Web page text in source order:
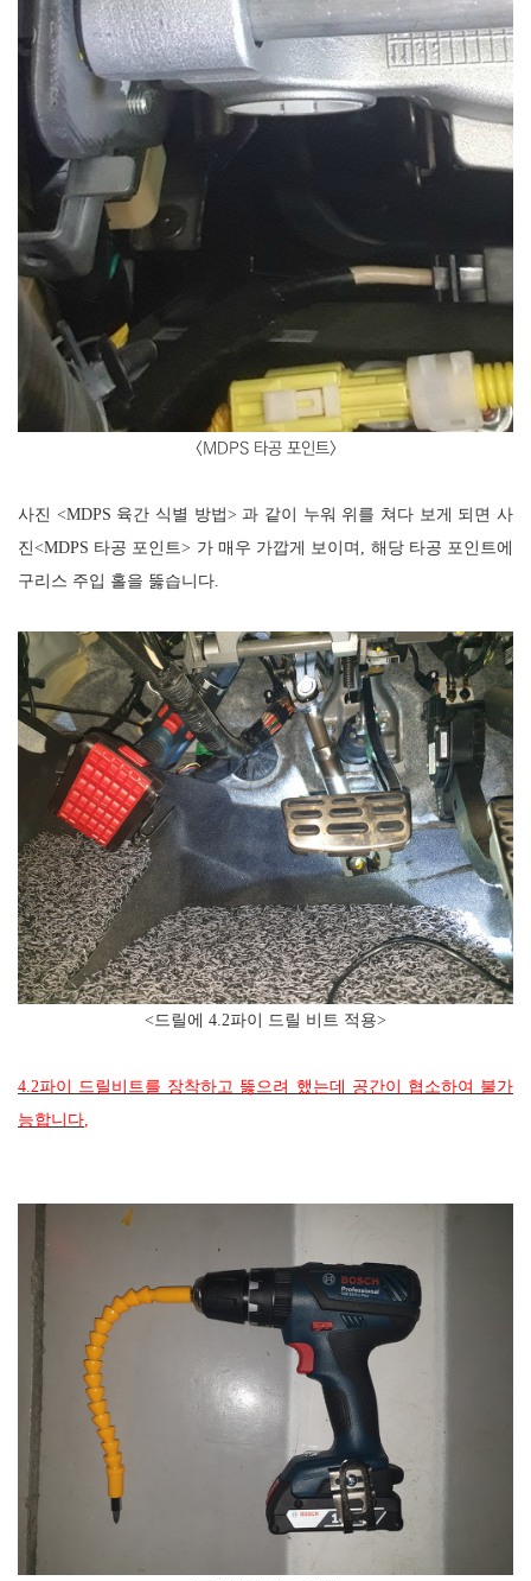
<MDPS 타공 포인트>
사진 <MDPS 육간 식별 방법> 과 같이 누워 위를 쳐다 보게 되면 사
진<MDPS 타공 포인트> 가 매우 가깝게 보이며, 해당 타공 포인트에
구리스 주입 홀을 뚫습니다.
<드릴에 4.2파이 드릴 비트 적용>
4.2파이 드릴비트를 장착하고 뚫으려 했는데 공간이 협소하여 불가
능합니다